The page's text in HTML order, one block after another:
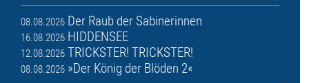
08.08.2026 Der Raub der Sabinerinnen
16.08.2026 HIDDENSEE
12.08.2026 TRICKSTER! TRICKSTER!
08.08.2026 »Der König der Blöden 2«